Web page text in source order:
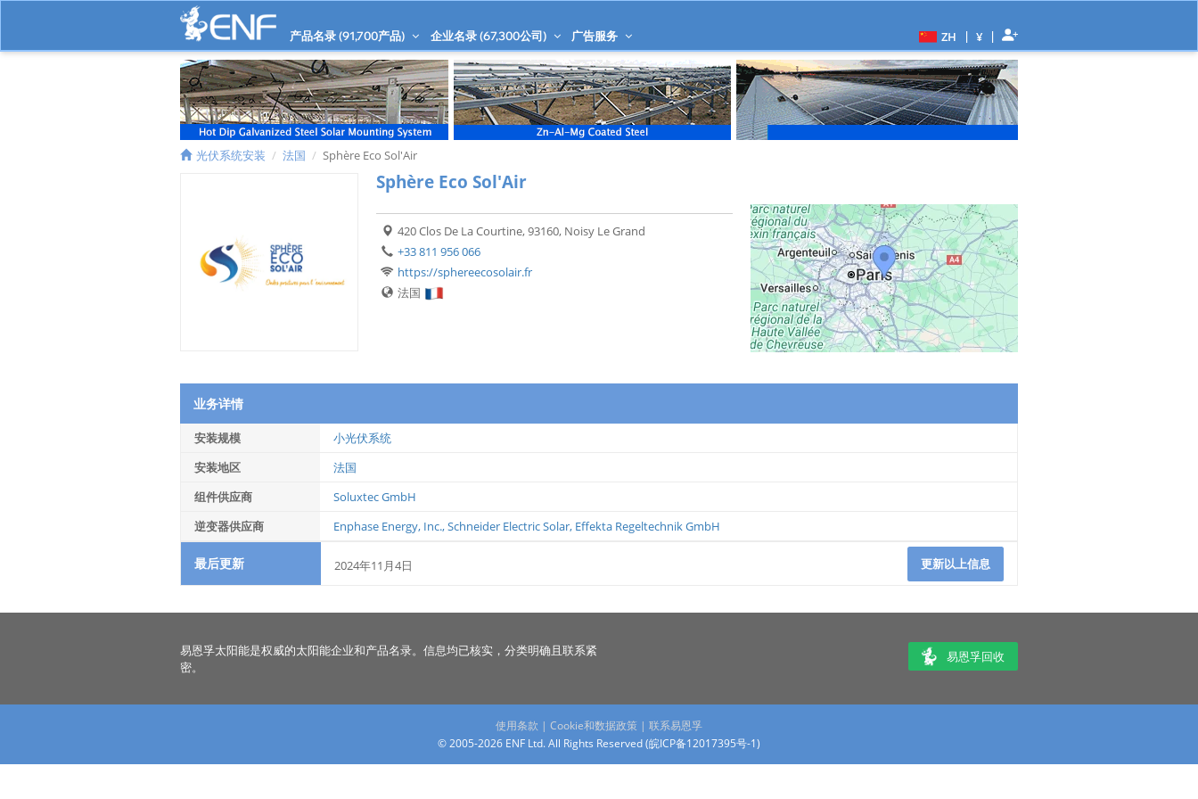
产品名录 (91,700产品) 企业名录 (67,300公司) 广告服务 ZH | ¥ |
光伏系统安装 法国 Sphère Eco Sol'Air
Sphère Eco Sol'Air
420 Clos De La Courtine, 93160, Noisy Le Grand
+33 811 956 066
https://sphereecosolair.fr
法国
业务详情
安装规模
小光伏系统
安装地区
法国
组件供应商
Soluxtec GmbH
逆变器供应商
Enphase Energy, Inc.,Schneider Electric Solar, Effekta Regeltechnik GmbH
最后更新 2024年11月4日 更新以上信息
易恩孚太阳能是权威的太阳能企业和产品名录。信息均已核实，分类明确且联系紧
密。
易恩孚回收
使用条款 | Cookie和数据政策 | 联系易恩孚
© 2005-2026 ENF Ltd. All Rights Reserved (皖ICP备12017395号-1)